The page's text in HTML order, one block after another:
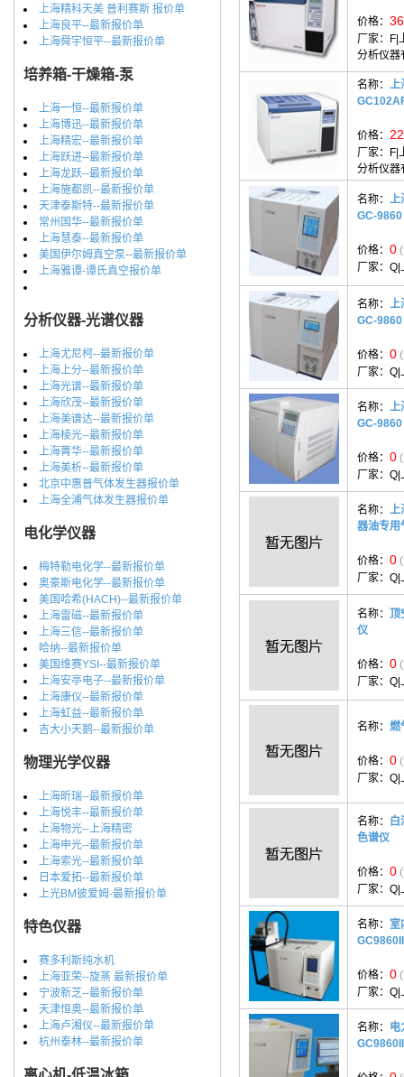
上海精科天美 普利赛斯 报价单
上海良平--最新报价单
上海舜宇恒平--最新报价单
培养箱-干燥箱-泵
上海一恒--最新报价单
上海博迅--最新报价单
上海精宏--最新报价单
上海跃进--最新报价单
上海龙跃--最新报价单
上海施都凯--最新报价单
天津泰斯特--最新报价单
常州国华--最新报价单
上海慧泰--最新报价单
美国伊尔姆真空泵--最新报价单
上海雅谭-谭氏真空报价单
分析仪器-光谱仪器
上海尤尼柯--最新报价单
上海上分--最新报价单
上海光谱--最新报价单
上海欣茂--最新报价单
上海美谱达--最新报价单
上海棱光--最新报价单
上海菁华--最新报价单
上海美析--最新报价单
北京中惠普气体发生器报价单
上海全浦气体发生器报价单
电化学仪器
梅特勒电化学--最新报价单
奥豪斯电化学--最新报价单
美国哈希(HACH)--最新报价单
上海雷磁--最新报价单
上海三信--最新报价单
哈纳--最新报价单
美国维赛YSI--最新报价单
上海安亭电子--最新报价单
上海康仪--最新报价单
上海虹益--最新报价单
吉大小天鹅--最新报价单
物理光学仪器
上海昕瑞--最新报价单
上海悦丰--最新报价单
上海物光--上海精密
上海申光--最新报价单
上海索光--最新报价单
日本爱拓--最新报价单
上光BM彼爱姆-最新报价单
特色仪器
赛多利斯纯水机
上海亚荣--旋蒸 最新报价单
宁波新芝--最新报价单
天津恒奥--最新报价单
上海卢湘仪--最新报价单
杭州泰林--最新报价单
价格：
厂家： F|
分析仪器
名称： 上
价格：
厂家： F|
分析仪器
名称： 上
GC-9860
价格： 0
厂家： Q|
名称： 上
GC-9860
价格： 0
厂家： Q|
名称： 上
GC-9860
价格： 0
厂家： Q|
名称： 上
器油专用
价格： 0
厂家： Q|
名称： 顶
仪
价格： 0
厂家： Q|
名称： 燃
价格： 0
厂家： Q|
名称： 白
色谱仪
价格： 0
厂家： Q|
名称： 室
价格： 0
厂家： Q|
名称： 电